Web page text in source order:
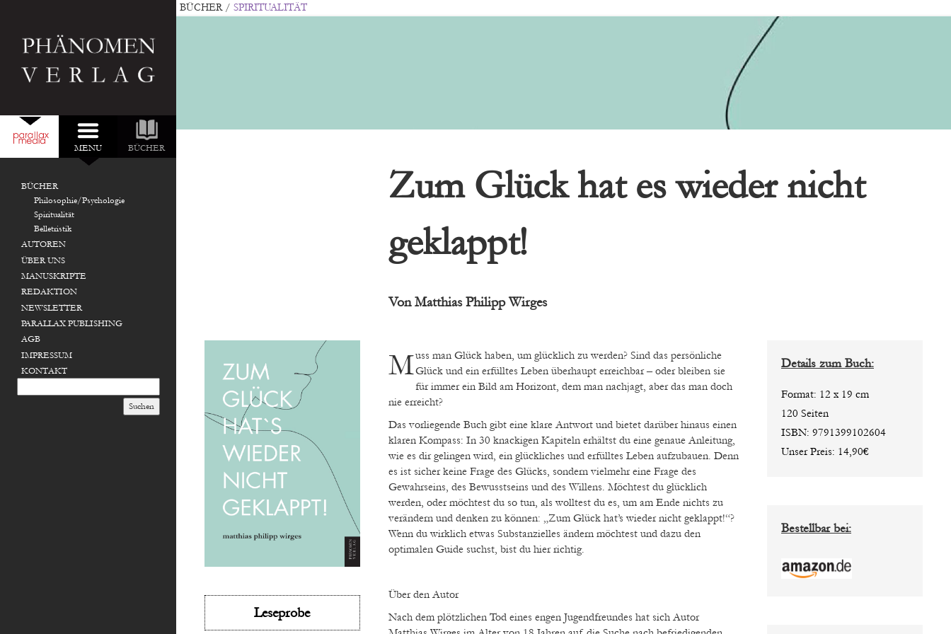
NEU IM VERLAG:
MENU BÜCHER
BÜCHER
Philosophie/Psychologie
Spiritualität
Belletristik
AUTOREN
ÜBER UNS
MANUSKRIPTE
REDAKTION
NEWSLETTER
PARALLAX PUBLISHING
AGB
IMPRESSUM
KONTAKT
BÜCHER / SPIRITUALITÄT
Zum Glück hat es wieder nicht
geklappt!
Von Matthias Philipp Wirges
Leseprobe
Muss man Glück haben, um glücklich zu werden? Sind das persönlicheGlück und ein erfülltes Leben überhaupt erreichbar – oder bleiben sie
für immer ein Bild am Horizont, dem man nachjagt, aber das man doch
nie erreicht?
Das vorliegende Buch gibt eine klare Antwort und bietet darüber hinaus einen
klaren Kompass: In 30 knackigen Kapiteln erhältst du eine genaue Anleitung,
wie es dir gelingen wird, ein glückliches und erfülltes Leben aufzubauen. Denn
es ist sicher keine Frage des Glücks, sondern vielmehr eine Frage des
Gewahrseins, des Bewusstseins und des Willens. Möchtest du glücklich
werden, oder möchtest du so tun, als wolltest du es, um am Ende nichts zu
verändern und denken zu können: „Zum Glück hat’s wieder nicht geklappt!“?
Wenn du wirklich etwas Substanzielles ändern möchtest und dazu den
optimalen Guide suchst, bist du hier richtig.
Über den Autor
Nach dem plötzlichen Tod eines engen Jugendfreundes hat sich Autor
Details zum Buch:
Format: 12 x 19 cm
120 Seiten
ISBN: 9791399102604
Unser Preis: 14,90€
Bestellbar bei: